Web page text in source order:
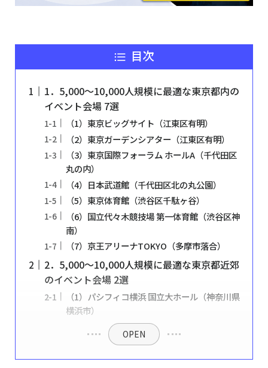
目次
1．5,000〜10,000人規模に最適な東京都内の
イベント会場 7選
（1）東京ビッグサイト（江東区有明）
（2）東京ガーデンシアター（江東区有明）
（3）東京国際フォーラム ホールA（千代田区
丸の内）
（4）日本武道館（千代田区北の丸公園）
（5）東京体育館（渋谷区千駄ヶ谷）
（6）国立代々木競技場 第一体育館（渋谷区神
南）
（7）京王アリーナTOKYO（多摩市落合）
2．5,000〜10,000人規模に最適な東京都近郊
のイベント会場 2選
（1）パシフィコ横浜 国立大ホール（神奈川県
横浜市）
OPEN